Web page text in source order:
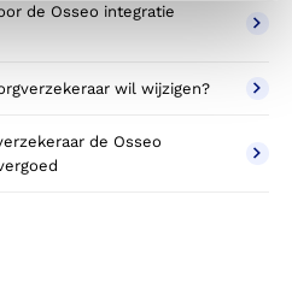
de Osseo integratie
wil wijzigen?
de Osseo
vergoed